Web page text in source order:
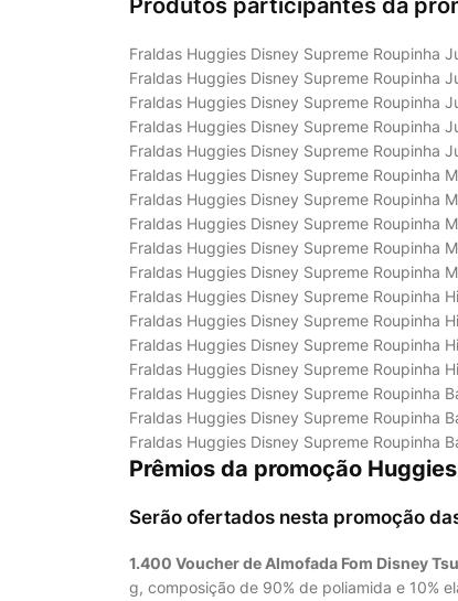
Produtos participantes da
Fraldas Huggies Disney Supreme Roupinha
Fraldas Huggies Disney Supreme Roupinha
Fraldas Huggies Disney Supreme Roupinha
Fraldas Huggies Disney Supreme Roupinha
Fraldas Huggies Disney Supreme Roupinha
Fraldas Huggies Disney Supreme Roupinha
Fraldas Huggies Disney Supreme Roupinha
Fraldas Huggies Disney Supreme Roupinha
Fraldas Huggies Disney Supreme Roupinha
Fraldas Huggies Disney Supreme Roupinha
Fraldas Huggies Disney Supreme Roupinha
Fraldas Huggies Disney Supreme Roupinha
Fraldas Huggies Disney Supreme Roupinha
Fraldas Huggies Disney Supreme Roupinha
Fraldas Huggies Disney Supreme Roupinha
Fraldas Huggies Disney Supreme Roupinha
Fraldas Huggies Disney Supreme Roupinha
Prêmios da promoção
Serão ofertados nesta promoção
1.400 Voucher de Almofada Fom Disney
g, composição de 90% de poliamida e 10%